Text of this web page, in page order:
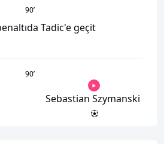
90’
Tadic'e geçit
90’
Sebastian Szymanski